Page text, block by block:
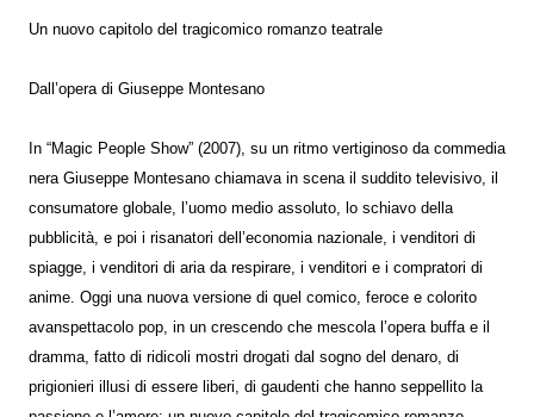
Un nuovo capitolo del tragicomico romanzo teatrale
Dall’opera di Giuseppe Montesano
In “Magic People Show” (2007), su un ritmo vertiginoso da commedia
nera Giuseppe Montesano chiamava in scena il suddito televisivo, il
consumatore globale, l’uomo medio assoluto, lo schiavo della
pubblicità, e poi i risanatori dell’economia nazionale, i venditori di
spiagge, i venditori di aria da respirare, i venditori e i compratori di
anime. Oggi una nuova versione di quel comico, feroce e colorito
avanspettacolo pop, in un crescendo che mescola l’opera buffa e il
dramma, fatto di ridicoli mostri drogati dal sogno del denaro, di
prigionieri illusi di essere liberi, di gaudenti che hanno seppellito la